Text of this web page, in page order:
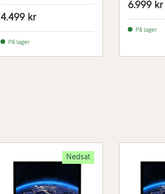
4.499 kr
På lager
6.999 kr
På lager
Nedsat